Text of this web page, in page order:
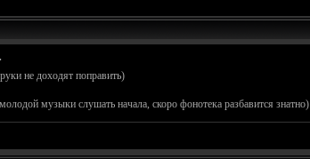
не доходят поправить)
музыки слушать начала, скоро фонотека разбавится знатно)